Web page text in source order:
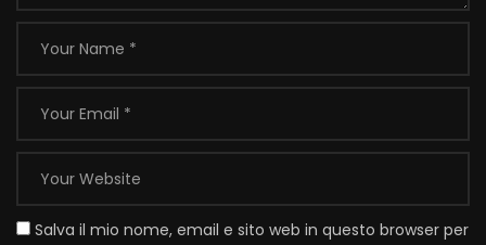
Salva il mio nome, email e sito web in questo browser per